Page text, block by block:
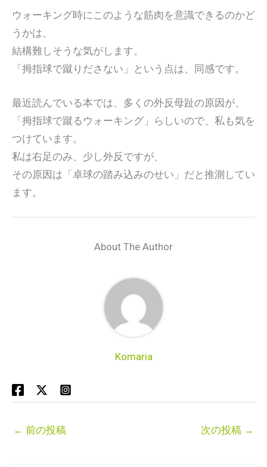
ウォーキング時にこのような筋肉を意識できるのかど
うかは、
結構難しそうな気がします。
「拇指球で蹴りださない」という点は、同感です。
最近読んでいる本では、多くの外反母趾の原因が、
「拇指球で蹴るウォーキング」らしいので、私も気を
つけています。
私は右足のみ、少し外反ですが、
その原因は「卓球の踏み込みのせい」だと推測してい
ます。
About The Author
Komaria
← 前の投稿 次の投稿 →